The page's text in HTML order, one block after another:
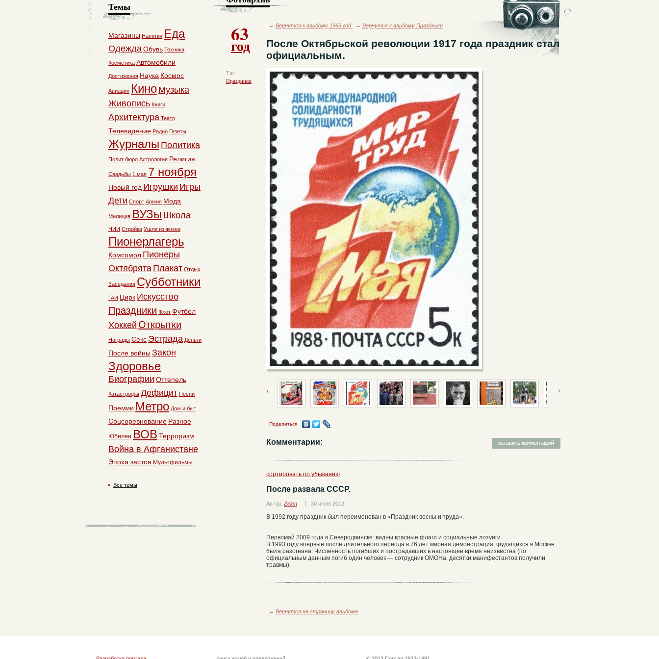
63
год
Тэг:
Праздники
← Вернутся к альбому 1963 год ← Вернутся к альбому Праздники
После Октябрьской революции 1917 года праздник стал
официальным.
Поделиться
Комментарии:
сортировать по убыванию
После развала СССР.
Автор: Zelen 30 июня 2012
В 1992 году праздник был переименован в «Праздник весны и труда».
Первомай 2009 года в Северодвинске: видны красные флаги и социальные лозунги
В 1993 году впервые после длительного периода в 76 лет мирная демонстрация трудящихся в Москве
была разогнана. Численность погибших и пострадавших в настоящее время неизвестна (по
официальным данным погиб один человек — сотрудник ОМОНа, десятки манифестантов получили
травмы).
← Вернутся на страницу альбома
Темы
Магазины Напитки Еда
ОдеждаОбувь Техника
Косметика Автомобили
Достижения Наука Космос
Авиация Кино Музыка
Живопись Книги
Архитектура Театр
Телевидение Радио Газеты
Журналы Политика
Полит бюро Астрология Религия
Свадьбы 1 мая 7 ноября
Новый год Игрушки Игры
Дети Спорт Армия Мода
Милиция ВУЗы Школа
НИИ Стройка Ушли из жизни
Пионерлагерь
Комсомол Пионеры
Октябрята Плакат Отдых
Заседания Субботники
ГАИ Цирк Искусство
Праздники Флот Футбол
Хоккей Открытки
Награды Секс Эстрада Деньги
После войны Закон
Здоровье
Биографии Оттепель
Катастрофы Дефицит Песни
Премии Метро Дом и быт
Соцсоревнование Разное
Юбилеи ВОВ Терроризм
Война в Афганистане
Эпоха застоя Мультфильмы
Все темы